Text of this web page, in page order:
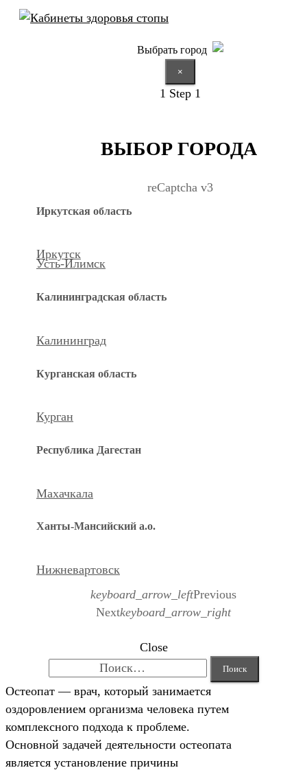
Выбрать город
×
1 Step 1
ВЫБОР ГОРОДА
reCaptcha v3
Иркутская область
Иркутск
Усть-Илимск
Калининградская область
Калининград
Курганская область
Курган
Республика Дагестан
Махачкала
Ханты-Мансийский а.о.
Нижневартовск
keyboard_arrow_leftPrevious
Nextkeyboard_arrow_right
Close
Остеопат — врач, который занимается
оздоровлением организма человека путем
комплексного подхода к проблеме.
Основной задачей деятельности остеопата
является установление причины